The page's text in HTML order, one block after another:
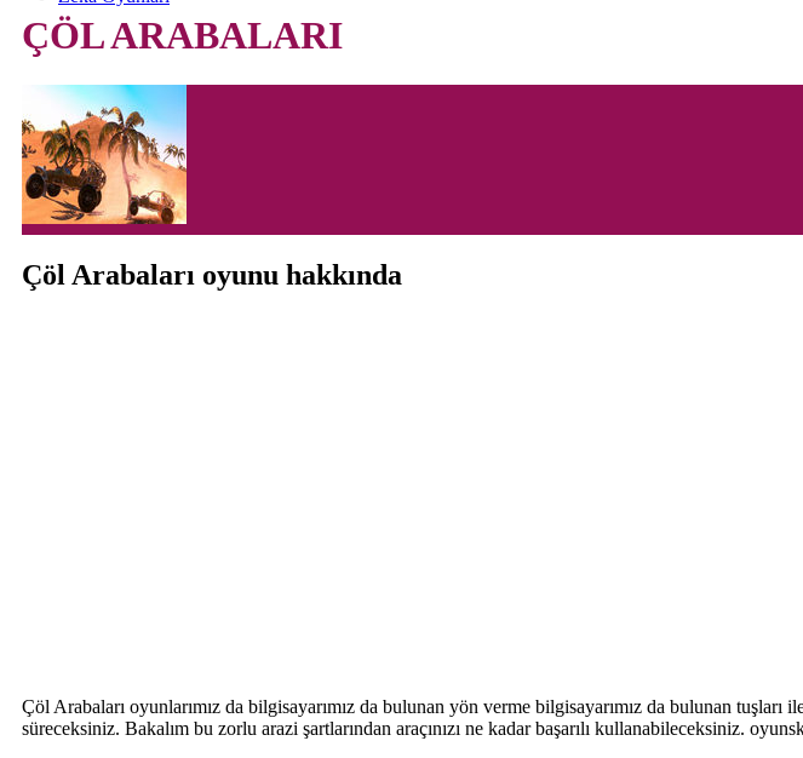
ÇÖL ARABALARI
Çöl Arabaları oyunu hakkında
Çöl Arabaları oyunlarımız da bilgisayarımız da bulunan yön verme bilgisayarımız da bulunan
süreceksiniz. Bakalım bu zorlu arazi şartlarından araçınızı ne kadar başarılı kullanabileceksiniz.